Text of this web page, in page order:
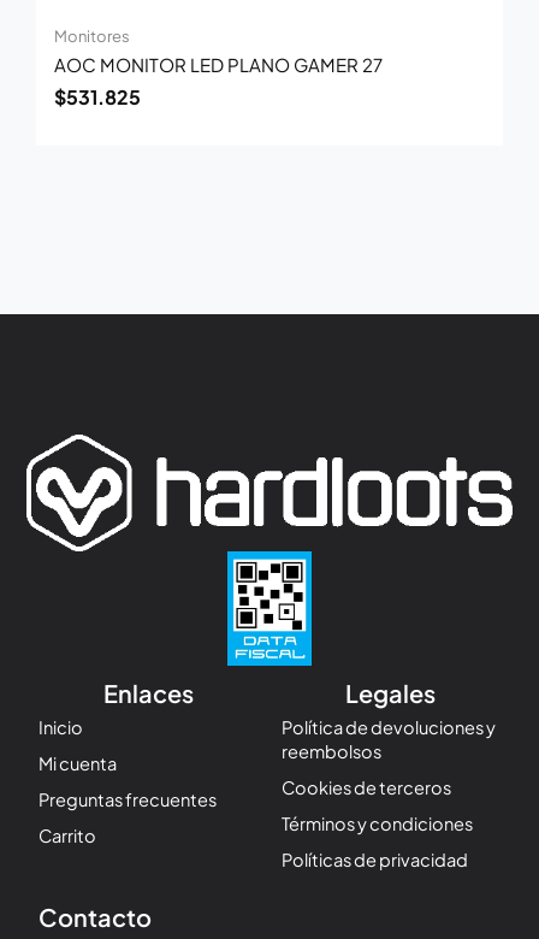
Monitores
AOC MONITOR LED PLANO GAMER 27
$531.825
Enlaces
Inicio
Mi cuenta
Preguntas frecuentes
Carrito
Legales
Política de devoluciones y
reembolsos
Cookies de terceros
Términos y condiciones
Políticas de privacidad
Contacto